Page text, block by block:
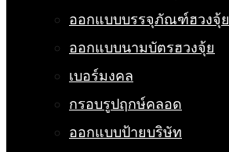
ออกแบบบรรจุภัณฑ์ฮวงจุ้ย
ออกแบบนามบัตรฮวงจุ้ย
เบอร์มงคล
กรอบรูปฤกษ์คลอด
ออกแบบป้ายบริษัท